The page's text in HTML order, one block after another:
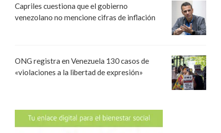
Capriles cuestiona que el gobierno
venezolano no mencione cifras de inflación
ONG registra en Venezuela 130 casos de
«violaciones a la libertad de expresión»